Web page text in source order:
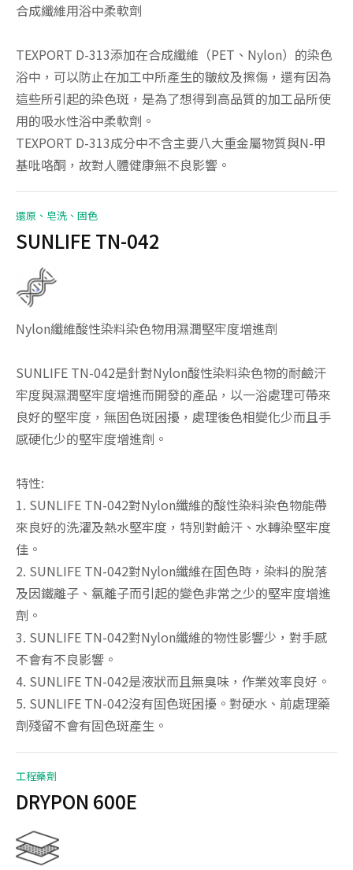
合成纖維用浴中柔軟劑
TEXPORT D-313添加在合成纖維（PET、Nylon）的染色
浴中，可以防止在加工中所產生的皺紋及擦傷，還有因為
這些所引起的染色斑，是為了想得到高品質的加工品所使
用的吸水性浴中柔軟劑。
TEXPORT D-313成分中不含主要八大重金屬物質與N-甲
基吡咯酮，故對人體健康無不良影響。
還原、皂洗、固色
SUNLIFE TN-042
Nylon纖維酸性染料染色物用濕潤堅牢度增進劑
SUNLIFE TN-042是針對Nylon酸性染料染色物的耐鹼汗
牢度與濕潤堅牢度增進而開發的產品，以一浴處理可帶來
良好的堅牢度，無固色斑困擾，處理後色相變化少而且手
感硬化少的堅牢度增進劑。
特性:
1. SUNLIFE TN-042對Nylon纖維的酸性染料染色物能帶
來良好的洗濯及熱水堅牢度，特別對鹼汗、水轉染堅牢度
佳。
2. SUNLIFE TN-042對Nylon纖維在固色時，染料的脫落
及因鐵離子、氯離子而引起的變色非常之少的堅牢度增進
劑。
3. SUNLIFE TN-042對Nylon纖維的物性影響少，對手感
不會有不良影響。
4. SUNLIFE TN-042是液狀而且無臭味，作業效率良好。
5. SUNLIFE TN-042沒有固色斑困擾。對硬水、前處理藥
劑殘留不會有固色斑產生。
工程藥劑
DRYPON 600E